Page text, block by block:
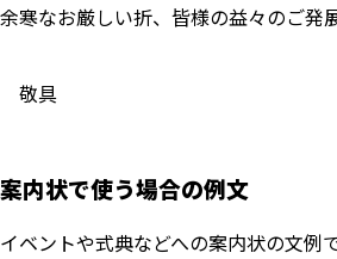
余寒なお厳しい折、皆様の益々のご発
敬具
案内状で使う場合の例文
イベントや式典などへの案内状の文例で